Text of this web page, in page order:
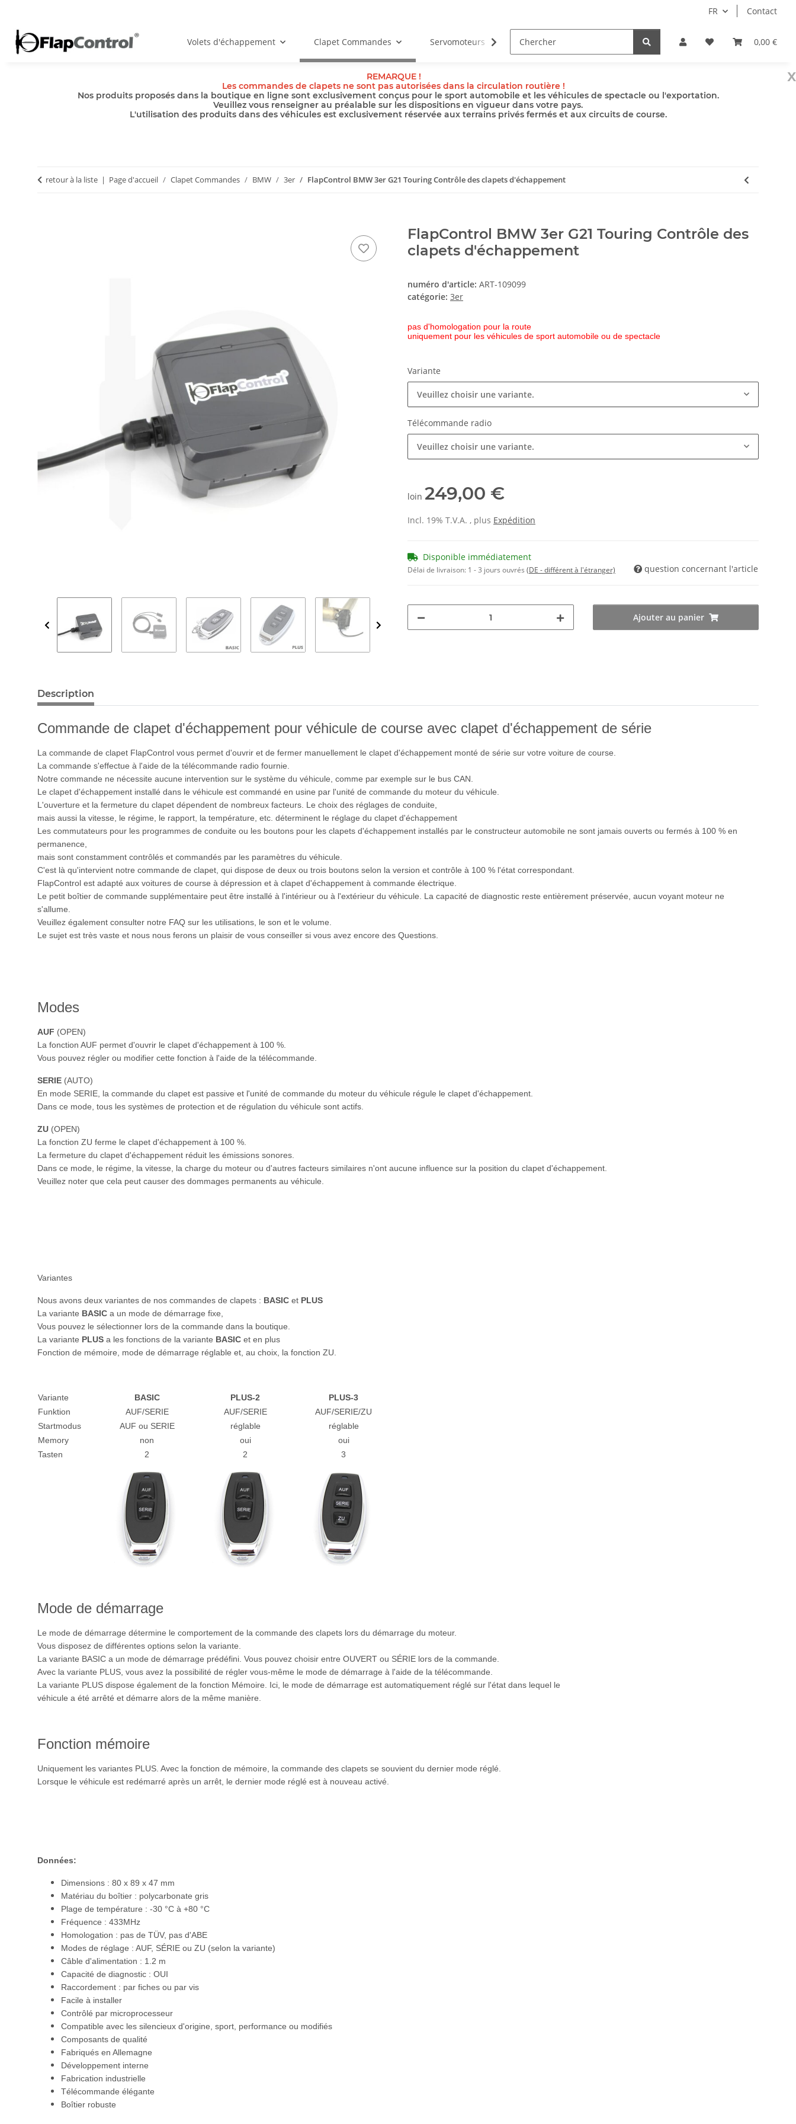
FR Contact
0,00 €
Volets d'échappement Clapet Commandes Servomoteurs Câble Accessoires
x
REMARQUE !
Les commandes de clapets ne sont pas autorisées dans la circulation routière !
Nos produits proposés dans la boutique en ligne sont exclusivement conçus pour le sport automobile et les véhicules de spectacle ou l'exportation.
Veuillez vous renseigner au préalable sur les dispositions en vigueur dans votre pays.
L'utilisation des produits dans des véhicules est exclusivement réservée aux terrains privés fermés et aux circuits de course.
retour à la liste Page d'accueil Clapet Commandes BMW 3er FlapControl BMW 3er G21 Touring Contrôle des clapets d'échappement
FlapControl BMW 3er G21 Touring Contrôle des
clapets d'échappement
numéro d'article: ART-109099
catégorie: 3er
pas d'homologation pour la route
uniquement pour les véhicules de sport automobile ou de spectacle
Variante
Veuillez choisir une variante.
Télécommande radio
Veuillez choisir une variante.
loin 249,00 €
Incl. 19% T.V.A. , plus Expédition
Disponible immédiatement
Délai de livraison: 1 - 3 jours ouvrés (DE - différent à l'étranger) question concernant l'article
Ajouter au panier
Description
Commande de clapet d'échappement pour véhicule de course avec clapet d'échappement de série
La commande de clapet FlapControl vous permet d'ouvrir et de fermer manuellement le clapet d'échappement monté de série sur votre voiture de course.
La commande s'effectue à l'aide de la télécommande radio fournie.
Notre commande ne nécessite aucune intervention sur le système du véhicule, comme par exemple sur le bus CAN.
Le clapet d'échappement installé dans le véhicule est commandé en usine par l'unité de commande du moteur du véhicule.
L'ouverture et la fermeture du clapet dépendent de nombreux facteurs. Le choix des réglages de conduite,
mais aussi la vitesse, le régime, le rapport, la température, etc. déterminent le réglage du clapet d'échappement
Les commutateurs pour les programmes de conduite ou les boutons pour les clapets d'échappement installés par le constructeur automobile ne sont jamais ouverts ou fermés à 100 % en
permanence,
mais sont constamment contrôlés et commandés par les paramètres du véhicule.
C'est là qu'intervient notre commande de clapet, qui dispose de deux ou trois boutons selon la version et contrôle à 100 % l'état correspondant.
FlapControl est adapté aux voitures de course à dépression et à clapet d'échappement à commande électrique.
Le petit boîtier de commande supplémentaire peut être installé à l'intérieur ou à l'extérieur du véhicule. La capacité de diagnostic reste entièrement préservée, aucun voyant moteur ne
s'allume.
Veuillez également consulter notre FAQ sur les utilisations, le son et le volume.
Le sujet est très vaste et nous nous ferons un plaisir de vous conseiller si vous avez encore des Questions.
Modes
AUF (OPEN)
La fonction AUF permet d'ouvrir le clapet d'échappement à 100 %.
Vous pouvez régler ou modifier cette fonction à l'aide de la télécommande.
SERIE (AUTO)
En mode SERIE, la commande du clapet est passive et l'unité de commande du moteur du véhicule régule le clapet d'échappement.
Dans ce mode, tous les systèmes de protection et de régulation du véhicule sont actifs.
ZU (OPEN)
La fonction ZU ferme le clapet d'échappement à 100 %.
La fermeture du clapet d'échappement réduit les émissions sonores.
Dans ce mode, le régime, la vitesse, la charge du moteur ou d'autres facteurs similaires n'ont aucune influence sur la position du clapet d'échappement.
Veuillez noter que cela peut causer des dommages permanents au véhicule.
Variantes
Nous avons deux variantes de nos commandes de clapets : BASIC et PLUS
La variante BASIC a un mode de démarrage fixe,
Vous pouvez le sélectionner lors de la commande dans la boutique.
La variante PLUS a les fonctions de la variante BASIC et en plus
Fonction de mémoire, mode de démarrage réglable et, au choix, la fonction ZU.
Variante BASIC PLUS-2
PLUS-3
Funktion
AUF/SERIE AUF/SERIE
AUF/SERIE/ZU
Startmodus
AUF ou SERIE réglable
réglable
Memory
non oui
oui
Tasten
2 2 3
Mode de démarrage
Le mode de démarrage détermine le comportement de la commande des clapets lors du démarrage du moteur.
Vous disposez de différentes options selon la variante.
La variante BASIC a un mode de démarrage prédéfini. Vous pouvez choisir entre OUVERT ou SÉRIE lors de la commande.
Avec la variante PLUS, vous avez la possibilité de régler vous-même le mode de démarrage à l'aide de la télécommande.
La variante PLUS dispose également de la fonction Mémoire. Ici, le mode de démarrage est automatiquement réglé sur l'état dans lequel le
véhicule a été arrêté et démarre alors de la même manière.
Fonction mémoire
Uniquement les variantes PLUS. Avec la fonction de mémoire, la commande des clapets se souvient du dernier mode réglé.
Lorsque le véhicule est redémarré après un arrêt, le dernier mode réglé est à nouveau activé.
Données:
Dimensions : 80 x 89 x 47 mm
Matériau du boîtier : polycarbonate gris
Plage de température : -30 °C à +80 °C
Fréquence : 433MHz
Homologation : pas de TÜV, pas d'ABE
Modes de réglage : AUF, SÉRIE ou ZU (selon la variante)
Câble d'alimentation : 1.2 m
Capacité de diagnostic : OUI
Raccordement : par fiches ou par vis
Facile à installer
Contrôlé par microprocesseur
Compatible avec les silencieux d'origine, sport, performance ou modifiés
Composants de qualité
Fabriqués en Allemagne
Développement interne
Fabrication industrielle
Télécommande élégante
Boîtier robuste